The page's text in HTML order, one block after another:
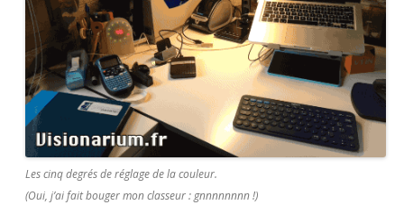
Les cinq degrés de réglage de la couleur.
(Oui, j’ai fait bouger mon classeur : gnnnnnnnn !)